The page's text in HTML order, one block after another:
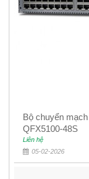
Bộ chuyển
QFX5100-48S
Liên hệ
05-02-2026